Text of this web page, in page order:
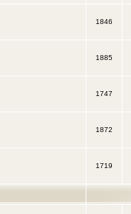
1846
1885
1747
1872
1719